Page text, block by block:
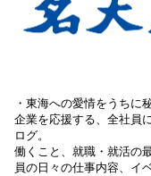
・東海への愛情をうちに
企業を応援する、全社員
ログ。
働くこと、就職・就活の
員の日々の仕事内容、イ